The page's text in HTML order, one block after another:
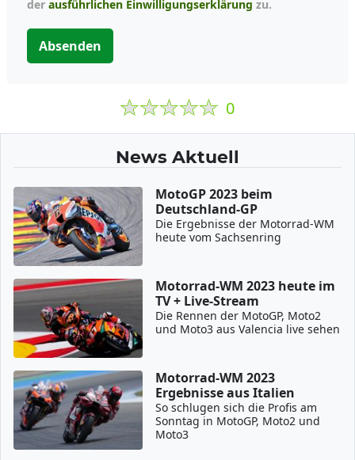
der ausführlichen Einwilligungserklärung zu.
Absenden
0
News Aktuell
MotoGP 2023 beim
Deutschland-GP
Die Ergebnisse der Motorrad-WM
heute vom Sachsenring
Motorrad-WM 2023 heute im
TV + Live-Stream
Die Rennen der MotoGP, Moto2
und Moto3 aus Valencia live sehen
Motorrad-WM 2023
Ergebnisse aus Italien
So schlugen sich die Profis am
Sonntag in MotoGP, Moto2 und
Moto3